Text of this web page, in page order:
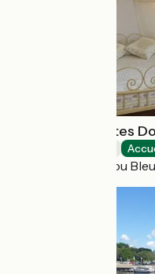
Chambres d'hôtes
Segré-en-Anjou Bleu